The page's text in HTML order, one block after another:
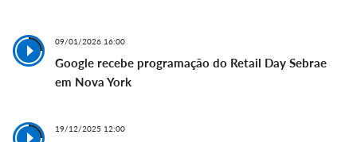
09/01/2026 16:00
Google recebe programação do Retail Day Sebrae
em Nova York
19/12/2025 12:00